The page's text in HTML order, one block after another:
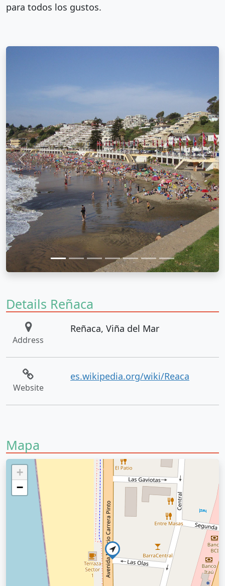
para todos los gustos.
Anterior
Details Reñaca
Address
Reñaca, Viña del Mar
Website
es.wikipedia.org/wiki/Reaca
Mapa
+
−